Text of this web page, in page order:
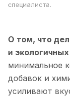
специалиста.
О том, что
и
минимальное
добавок и
усиливают